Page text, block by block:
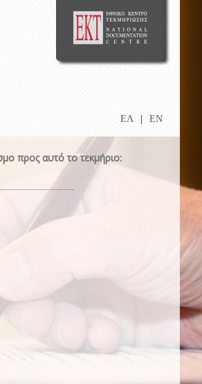
ΕΛ EN
προς αυτό το τεκμήριο: